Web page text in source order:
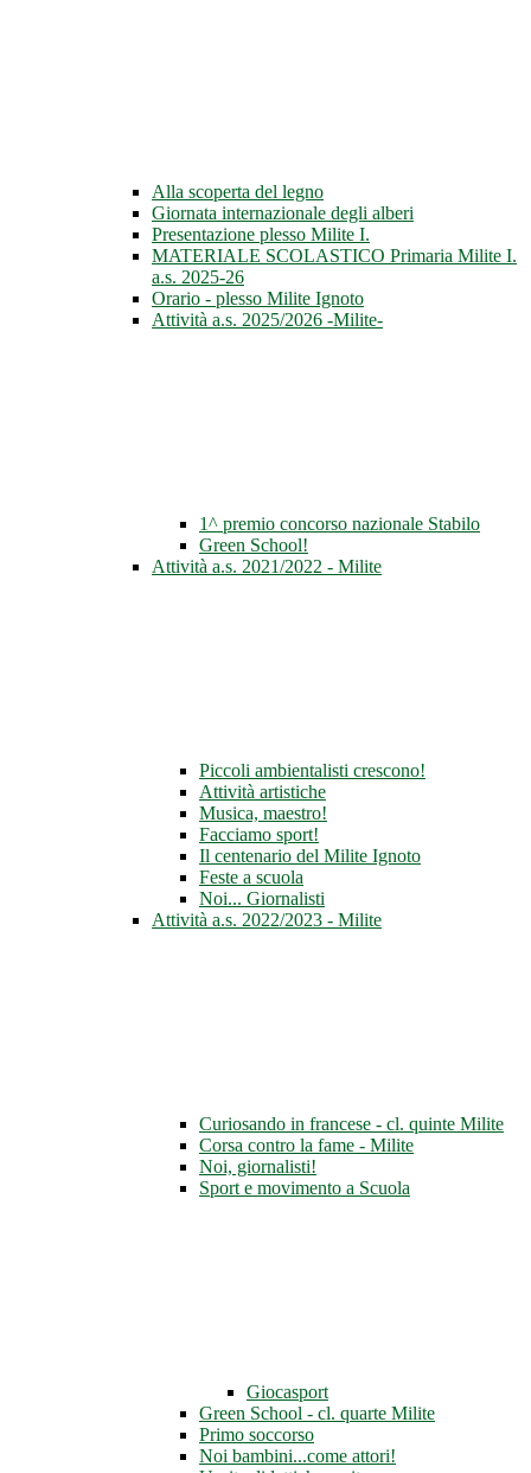
Alla scoperta del legno
Giornata internazionale degli alberi
Presentazione plesso Milite I.
MATERIALE SCOLASTICO Primaria Milite I.
a.s. 2025-26
Orario - plesso Milite Ignoto
Attività a.s. 2025/2026 -Milite-
1^ premio concorso nazionale Stabilo
Green School!
Attività a.s. 2021/2022 - Milite
Piccoli ambientalisti crescono!
Attività artistiche
Musica, maestro!
Facciamo sport!
Il centenario del Milite Ignoto
Feste a scuola
Noi... Giornalisti
Attività a.s. 2022/2023 - Milite
Curiosando in francese - cl. quinte Milite
Corsa contro la fame - Milite
Noi, giornalisti!
Sport e movimento a Scuola
Giocasport
Green School - cl. quarte Milite
Primo soccorso
Noi bambini...come attori!